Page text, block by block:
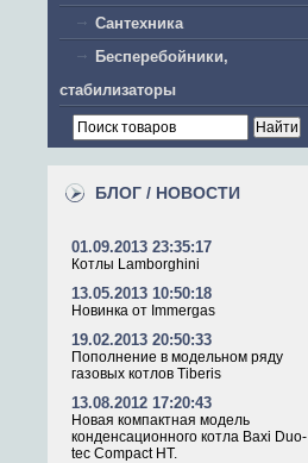
Сантехника
Бесперебойники,
стабилизаторы
БЛОГ / НОВОСТИ
01.09.2013 23:35:17
Котлы Lamborghini
13.05.2013 10:50:18
Новинка от Immergas
19.02.2013 20:50:33
Пополнение в модельном ряду
газовых котлов Tiberis
13.08.2012 17:20:43
Новая компактная модель
конденсационного котла Baxi Duo-
tec Compact HT.